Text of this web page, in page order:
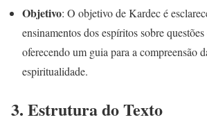
Objetivo: O objetivo de Kardec é
ensinamentos dos espíritos sobre
oferecendo um guia para a compreensão
espiritualidade.
3. Estrutura do Texto